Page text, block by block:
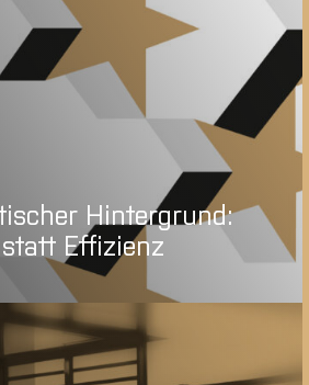
Hintergrund:
Effizienz